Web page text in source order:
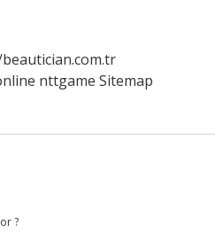
nttgame Sitemap
?